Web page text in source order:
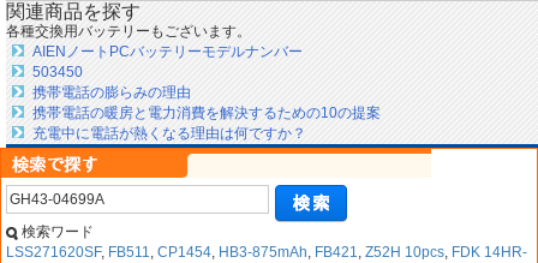
関連商品を探す
各種交換用バッテリーもございます。
AIENノートPCバッテリーモデルナンバー
503450
携帯電話の膨らみの理由
携帯電話の暖房と電力消費を解決するための10の提案
充電中に電話が熱くなる理由は何ですか？
検索ワード
LSS271620SF, FB511, CP1454, HB3-875mAh, FB421, Z52H 10pcs, FDK 14HR-